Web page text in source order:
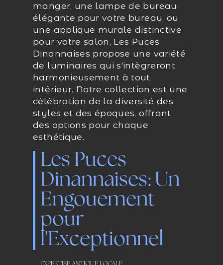
manger, une lampe de bureau
élégante pour votre bureau, ou
une applique murale distinctive
pour votre salon, Les Puces
Dinannaises propose une variété
de luminaires qui s'intègreront
harmonieusement à tout
intérieur. Notre collection est une
célébration de la diversité des
styles et des époques, offrant
des options pour chaque
esthétique.
Les Puces
Dinannaises: Un
Engouement
pour
l'Exceptionnel